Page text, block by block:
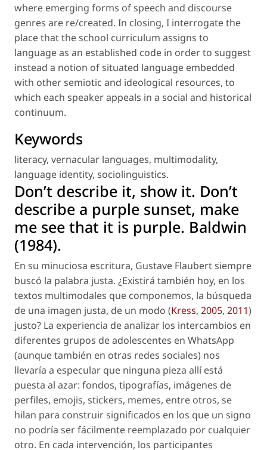
where emerging forms of speech and discourse
genres are re/created. In closing, I interrogate the
place that the school curriculum assigns to
language as an established code in order to suggest
instead a notion of situated language embedded
with other semiotic and ideological resources, to
which each speaker appeals in a social and historical
continuum.
Keywords
literacy, vernacular languages, multimodality,
language identity, sociolinguistics.
Don’t describe it, show it. Don’t
describe a purple sunset, make
me see that it is purple. Baldwin
(1984).
En su minuciosa escritura, Gustave Flaubert siempre
buscó la palabra justa. ¿Existirá también hoy, en los
textos multimodales que componemos, la búsqueda
de una imagen justa, de un modo (Kress, 2005, 2011)
justo? La experiencia de analizar los intercambios en
diferentes grupos de adolescentes en WhatsApp
(aunque también en otras redes sociales) nos
llevaría a especular que ninguna pieza allí está
puesta al azar: fondos, tipografías, imágenes de
perfiles, emojis, stickers, memes, entre otros, se
hilan para construir significados en los que un signo
no podría ser fácilmente reemplazado por cualquier
otro. En cada intervención, los participantes